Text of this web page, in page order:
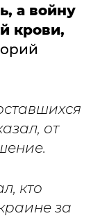
а войну
крови,
от
кто
за